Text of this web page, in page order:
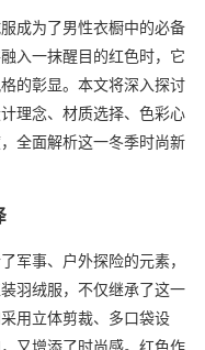
成为了男性衣橱中的必备
入一抹醒目的红色时，它
的彰显。本文将深入探讨
理念、材质选择、色彩心
全面解析这一冬季时尚新
军事、户外探险的元素，
羽绒服，不仅继承了这一
用立体剪裁、多口袋设
又增添了时尚感。红色作